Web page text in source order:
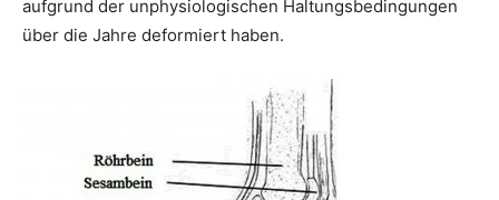
aufgrund der unphysiologischen Haltungsbedingungen
über die Jahre deformiert haben.